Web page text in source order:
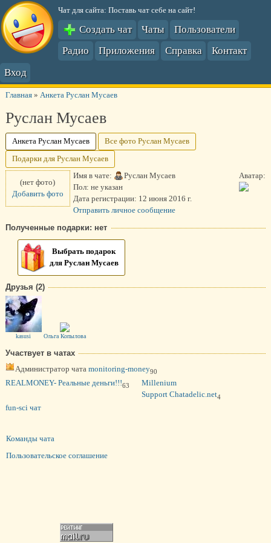
Чат для сайта: Поставь чат себе на сайт!
Создать чат Чаты
Пользователи
Радио
Приложения Справка
Контакт
Вход
Главная» Анкета Руслан Мусаев
Руслан Мусаев
Анкета Руслан Мусаев Все фото Руслан Мусаев
Подарки для Руслан Мусаев
Аватар:
(нет фото)
Добавить фото
Имя в чате:
Руслан Мусаев
Пол: не указан
Дата регистрации: 12 июня 2016 г.
Отправить личное сообщение
Полученные подарки: нет
Выбрать подарок
для Руслан Мусаев
Друзья (2)
kasusi Ольга Копылова
Участвует в чатах
Администратор чата monitoring-money90
REALMONEY- Реальные деньги!!!63
Millenium
Support Chatadelic.net4
fun-sci чат
Команды чата
Пользовательское соглашение